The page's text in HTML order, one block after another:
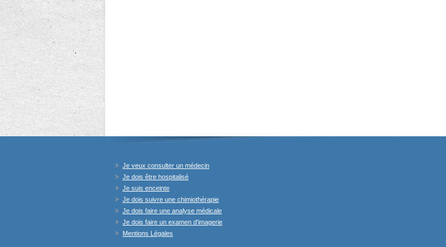
Je veux consulter un médecin
Je dois être hospitalisé
Je suis enceinte
Je dois suivre une chimiothérapie
Je dois faire une analyse médicale
Je dois faire un examen d'imagerie
Mentions Légales